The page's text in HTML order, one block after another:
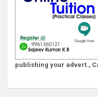
publishing your advert.,